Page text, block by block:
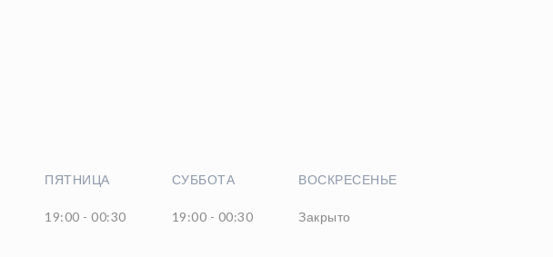
ПЯТНИЦА
19:00 - 00:30
СУББОТА
19:00 - 00:30
ВОСКРЕСЕНЬЕ
Закрыто